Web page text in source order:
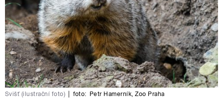
Svišť (ilustrační foto) foto: Petr Hamerník ,Zoo Praha